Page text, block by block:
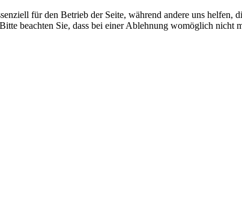
für den Betrieb der Seite, während andere uns helfen,
beachten Sie, dass bei einer Ablehnung womöglich nicht